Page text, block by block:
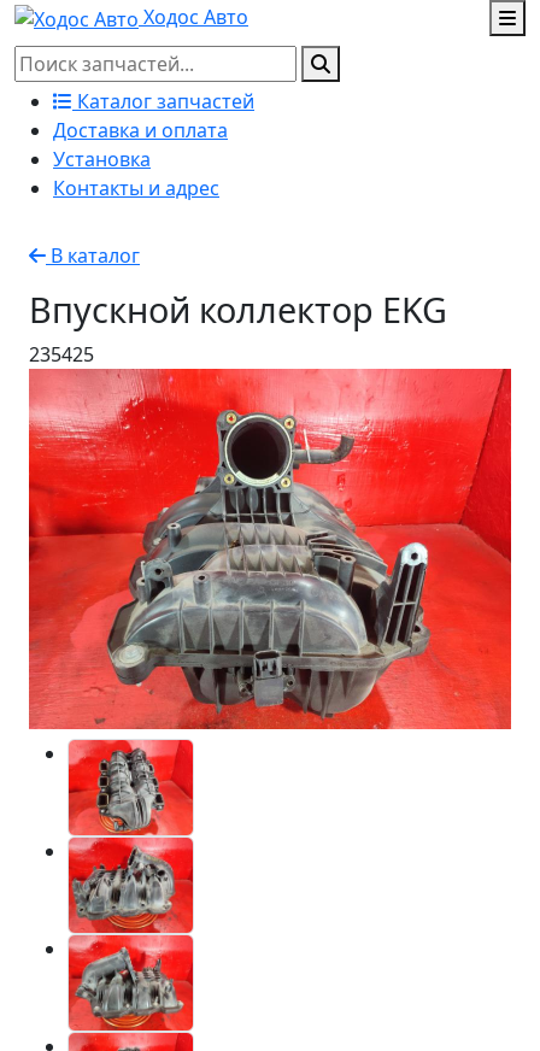
Ходос Авто
Каталог запчастей
Доставка и оплата
Установка
Контакты и адрес
В каталог
Впускной коллектор EKG
235425